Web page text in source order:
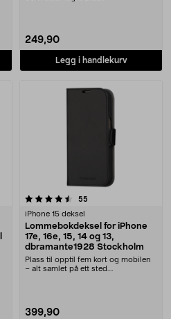
249,90
Legg i handlekurv
55
iPhone 15 deksel
Lommebokdeksel for iPhone
17e, 16e, 15, 14 og 13,
dbramante1928 Stockholm
Plass til opptil fem kort og mobilen
– alt samlet på ett sted.
399,90